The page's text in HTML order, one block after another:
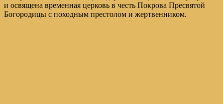
и освящена временная церковь в честь Покрова Пресвятой
Богородицы с походным престолом и жертвенником.